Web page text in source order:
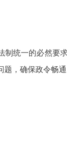
制统一的必然要
，确保政令畅